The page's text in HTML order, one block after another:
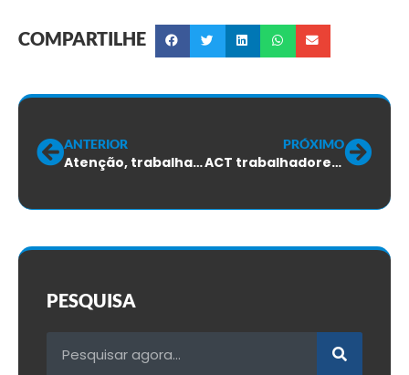
COMPARTILHE
ANTERIOR
Atenção, trabalhadores da BOSCH
PRÓXIMO
ACT trabalhadores da Global Joinville
PESQUISA